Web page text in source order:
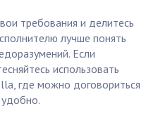
требования и делитесь
лучше понять
Если
использовать
где можно договориться